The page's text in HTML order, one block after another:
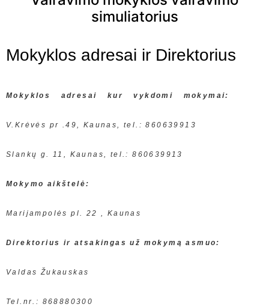
simuliatorius
Mokyklos adresai ir Direktorius
Mokyklos adresai kur vykdomi mokymai:
V.Krėvės pr .49, Kaunas, tel.: 860639913
Slankų g. 11, Kaunas, tel.: 860639913
Mokymo aikštelė:
Marijampolės pl. 22 , Kaunas
Direktorius ir atsakingas už mokymą asmuo:
Valdas Žukauskas
Tel.nr.: 868880300